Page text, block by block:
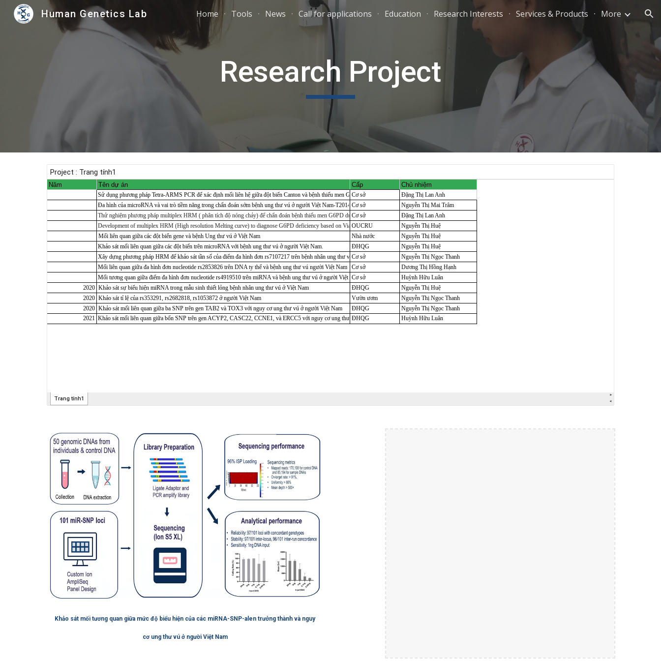
Skip to main content Skip to navigation
Human Genetics Lab Home Tools News Call for applications Education Research Interests Services & Products More
Research Project
Khảo sát mối tương quan giữa mức độ biểu hiện của các miRNA-SNP-alen trưởng thành và nguy
cơ ung thư vú ở người Việt Nam